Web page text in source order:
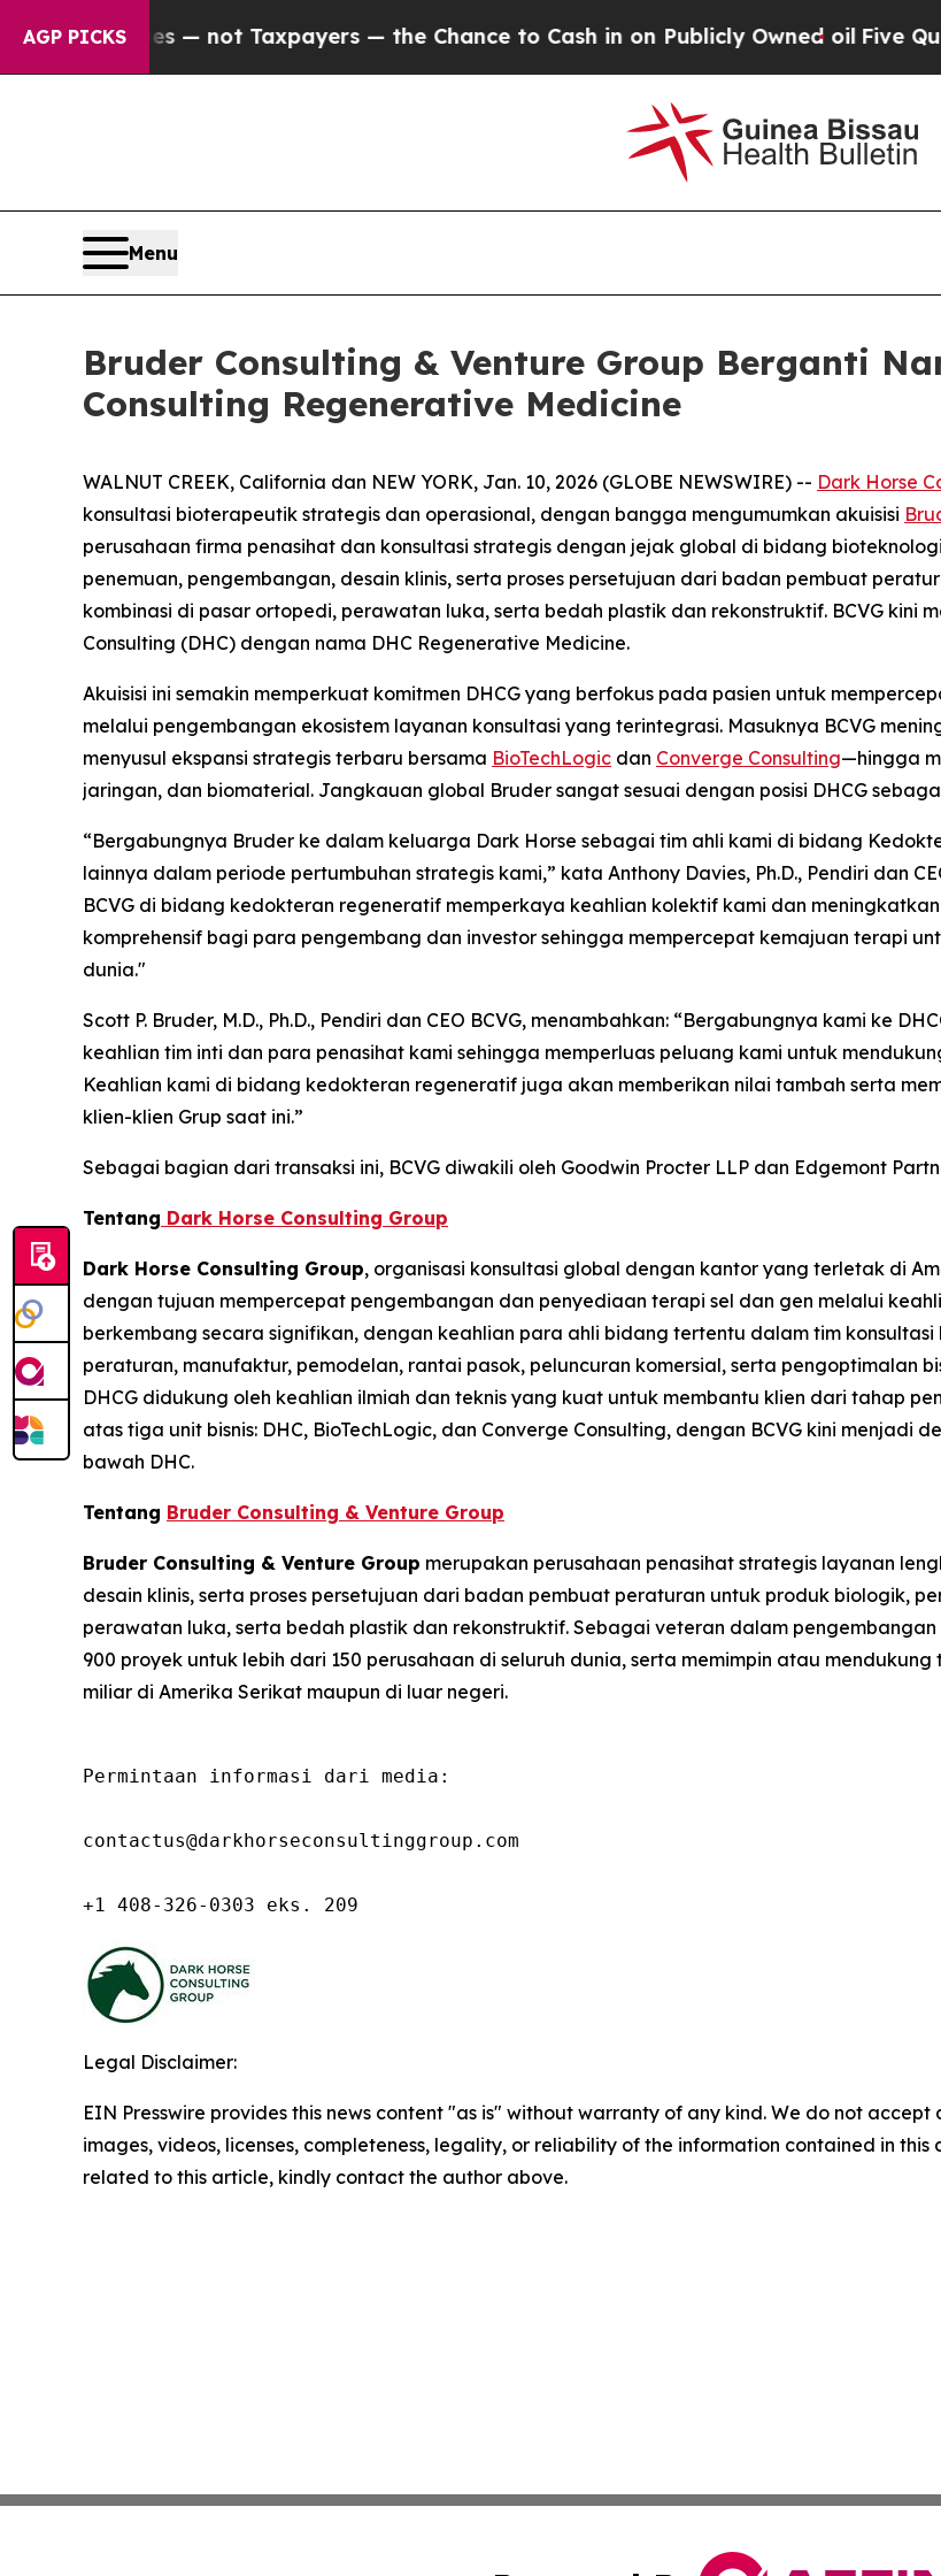
AGP PICKS— not Taxpayers — the Chance to Cash in on Publicly Owned oilFive
Menu
Bruder Consulting & Venture Group Berganti
Consulting Regenerative Medicine
WALNUT CREEK, California dan NEW YORK, Jan. 10, 2026 (GLOBE NEWSWIRE) -- Dark Horse
konsultasi bioterapeutik strategis dan operasional, dengan bangga mengumumkan akuisisi
perusahaan firma penasihat dan konsultasi strategis dengan jejak global di bidang
penemuan, pengembangan, desain klinis, serta proses persetujuan dari badan pembuat
kombinasi di pasar ortopedi, perawatan luka, serta bedah plastik dan rekonstruktif. BCVG kini
Consulting (DHC) dengan nama DHC Regenerative Medicine.
Akuisisi ini semakin memperkuat komitmen DHCG yang berfokus pada pasien untuk
melalui pengembangan ekosistem layanan konsultasi yang terintegrasi. Masuknya BCVG
menyusul ekspansi strategis terbaru bersama BioTechLogic dan Converge Consulting—hingga
jaringan, dan biomaterial. Jangkauan global Bruder sangat sesuai dengan posisi DHCG
“Bergabungnya Bruder ke dalam keluarga Dark Horse sebagai tim ahli kami di bidang
lainnya dalam periode pertumbuhan strategis kami,” kata Anthony Davies, Ph.D., Pendiri dan
BCVG di bidang kedokteran regeneratif memperkaya keahlian kolektif kami dan
komprehensif bagi para pengembang dan investor sehingga mempercepat kemajuan terapi
dunia."
Scott P. Bruder, M.D., Ph.D., Pendiri dan CEO BCVG, menambahkan: “Bergabungnya kami ke
keahlian tim inti dan para penasihat kami sehingga memperluas peluang kami untuk
Keahlian kami di bidang kedokteran regeneratif juga akan memberikan nilai tambah serta
klien-klien Grup saat ini.”
Sebagai bagian dari transaksi ini, BCVG diwakili oleh Goodwin Procter LLP dan Edgemont
Tentang Dark Horse Consulting Group
Dark Horse Consulting Group, organisasi konsultasi global dengan kantor yang terletak di
dengan tujuan mempercepat pengembangan dan penyediaan terapi sel dan gen melalui
berkembang secara signifikan, dengan keahlian para ahli bidang tertentu dalam tim
peraturan, manufaktur, pemodelan, rantai pasok, peluncuran komersial, serta pengoptimalan
DHCG didukung oleh keahlian ilmiah dan teknis yang kuat untuk membantu klien dari tahap
atas tiga unit bisnis: DHC, BioTechLogic, dan Converge Consulting, dengan BCVG kini
bawah DHC.
Tentang Bruder Consulting & Venture Group
Bruder Consulting & Venture Group merupakan perusahaan penasihat strategis layanan
desain klinis, serta proses persetujuan dari badan pembuat peraturan untuk produk biologik,
perawatan luka, serta bedah plastik dan rekonstruktif. Sebagai veteran dalam
900 proyek untuk lebih dari 150 perusahaan di seluruh dunia, serta memimpin atau mendukung
miliar di Amerika Serikat maupun di luar negeri.
Permintaan informasi dari media:
contactus@darkhorseconsultinggroup.com
+1 408-326-0303 eks. 209
Legal Disclaimer:
EIN Presswire provides this news content "as is" without warranty of any kind. We do not
images, videos, licenses, completeness, legality, or reliability of the information contained in
related to this article, kindly contact the author above.